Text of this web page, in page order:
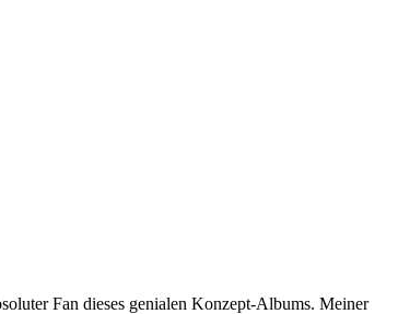
Fan dieses genialen Konzept-Albums. Meiner